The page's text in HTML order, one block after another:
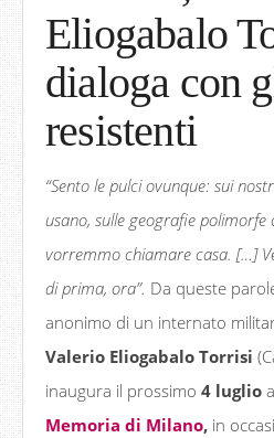
Eliogabalo
dialoga con
resistenti
“Sento le pulci ovunque: sui
usano, sulle geografie polimorfe
vorremmo chiamare casa. […]
di prima, ora”. Da queste
anonimo di un internato
Valerio Eliogabalo Torrisi
inaugura il prossimo 4 luglio
Memoria di Milano, in